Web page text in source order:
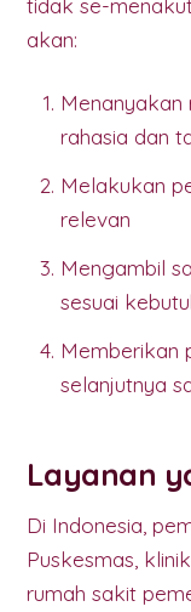
tidak se-
akan:
Menanyakan
rahasia dan
Melakukan
relevan
Mengambil
sesuai
Memberikan
selanjutnya
Layanan
Di Indonesia,
Puskesmas,
rumah sakit